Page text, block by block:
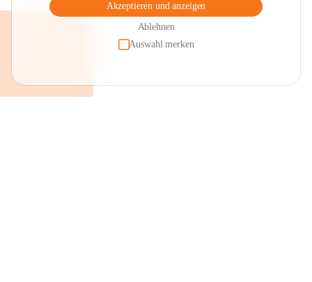
Akzeptieren und anzeigen
Ablehnen
Auswahl merken